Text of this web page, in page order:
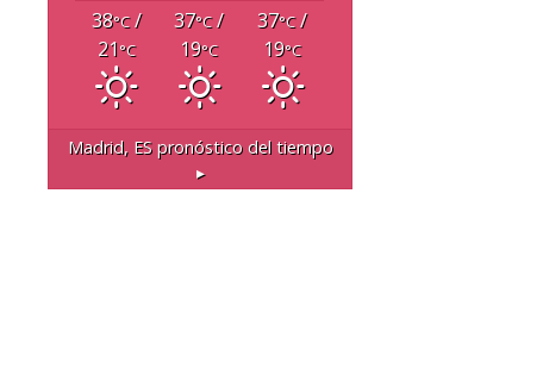
38°C/
21°C
37°C/
19°C
37°C/
19°C
Madrid, ESpronóstico del tiempo
▸